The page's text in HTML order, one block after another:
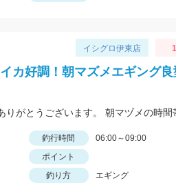
イシグロ伊東店
カ好調！朝マズメエギング
釣行時間
06:00～09:00
ポイント
釣り方
エギング